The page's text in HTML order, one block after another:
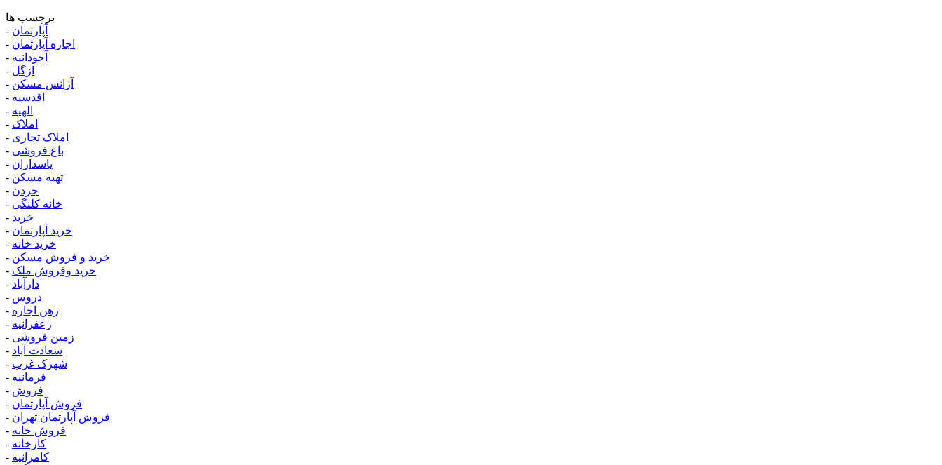
برچسب ها
- آپارتمان
- اجاره آپارتمان
- آجودانیه
- ازگل
- آژانس مسکن
- اقدسیه
- الهیه
- املاک
- املاک تجاری
- باغ فروشی
- پاسداران
- تهیه مسکن
- جردن
- خانه کلنگی
- خرید
- خرید آپارتمان
- خرید خانه
- خرید و فروش مسکن
- خرید وفروش ملک
- دارآباد
- دروس
- رهن اجاره
- زعفرانیه
- زمین فروشی
- سعادت آباد
- شهرک غرب
- فرمانیه
- فروش
- فروش آپارتمان
- فروش آپارتمان تهران
- فروش خانه
- کارخانه
- کامرانیه